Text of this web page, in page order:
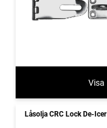
Visa
Låsolja CRC Lock De-Icer